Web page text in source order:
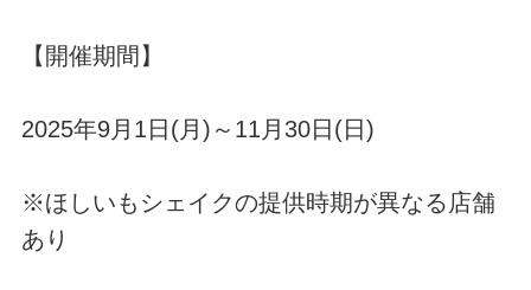
【開催期間】
2025年9月1日(月)～11月30日(日)
※ほしいもシェイクの提供時期が異なる店舗
あり